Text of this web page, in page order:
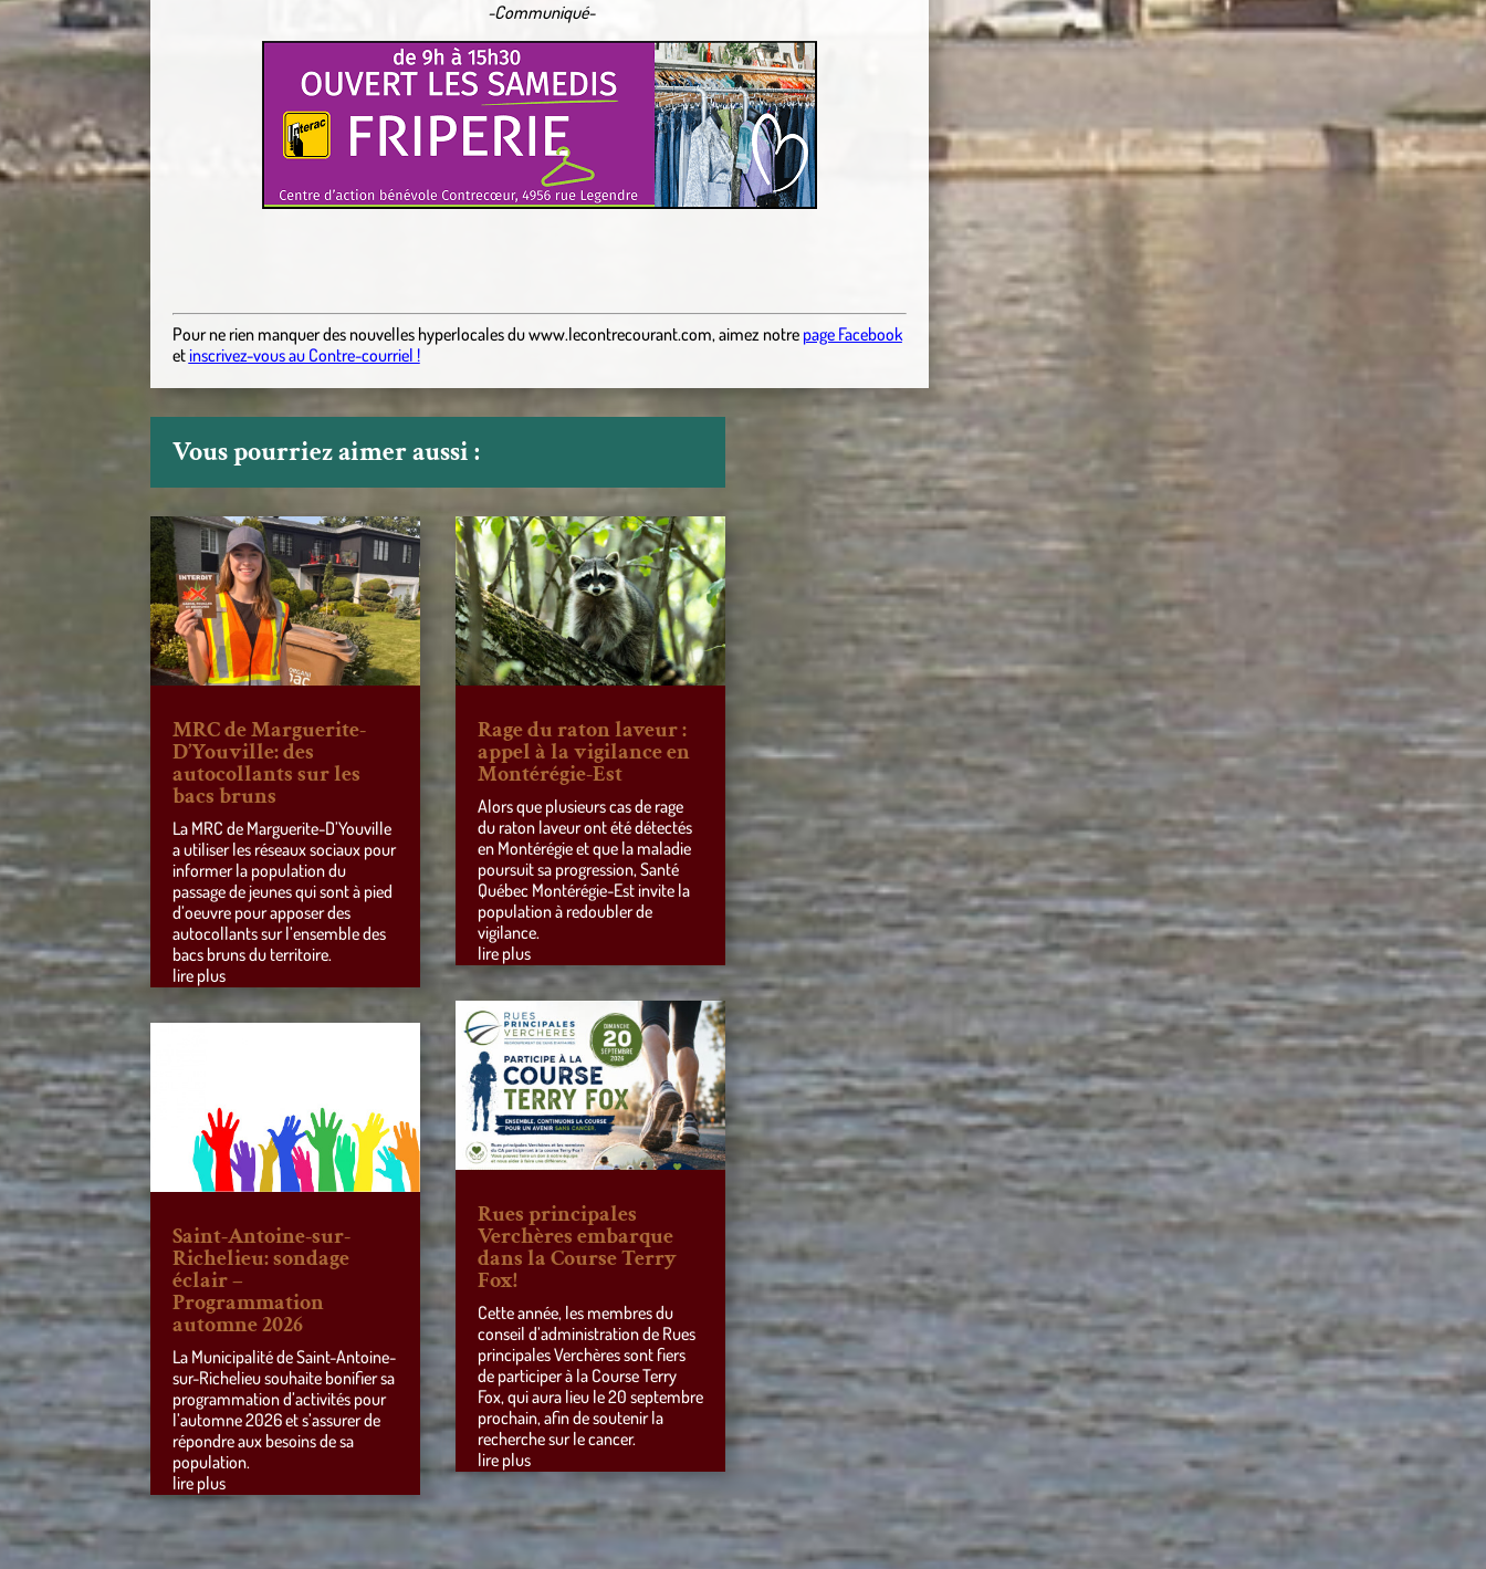
-Communiqué-
Pour ne rien manquer des nouvelles hyperlocalesduwww.lecontrecourant.com,aimez notre page Facebook
etinscrivez-vous au Contre-courriel !
Vous pourriez aimer aussi :
MRC de Marguerite-
D’Youville: des
autocollants sur les
bacs bruns
La MRC de Marguerite-D’Youville
a utiliser les réseaux sociaux pour
informer la population du
passage de jeunes qui sont à pied
d’oeuvre pour apposer des
autocollants sur l’ensemble des
bacs bruns du territoire.
lire plus
Saint-Antoine-sur-
Richelieu: sondage
éclair –
Programmation
automne 2026
La Municipalité de Saint-Antoine-
sur-Richelieu souhaite bonifier sa
programmation d’activités pour
l’automne 2026 et s’assurer de
répondre aux besoins de sa
population.
lire plus
Rage du raton laveur :
appel à la vigilance en
Montérégie-Est
Alors que plusieurs cas de rage
du raton laveur ont été détectés
en Montérégie et que la maladie
poursuit sa progression, Santé
Québec Montérégie-Est invite la
population à redoubler de
vigilance.
lire plus
Rues principales
Verchères embarque
dans la Course Terry
Fox!
Cette année, les membres du
conseil d’administration de Rues
principales Verchères sont fiers
de participer à la Course Terry
Fox, qui aura lieu le 20 septembre
prochain, afin de soutenir la
recherche sur le cancer.
lire plus